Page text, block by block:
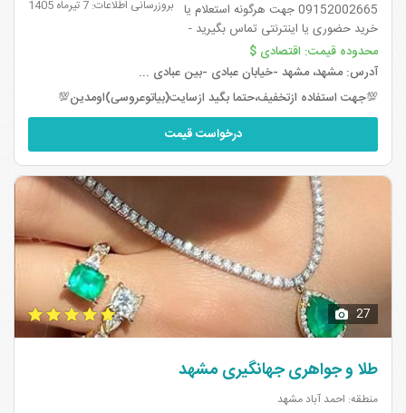
بروزرسانی اطلاعات: 7 تیرماه 1405 09152002665 جهت هرگونه استعلام یا
خرید حضوری یا اینترنتی تماس بگیرید -
((جواهری طلا کوچک با بروزترین سبک
طلاجات و جواهرات)) - با مدیریت خانم
سوفیا نجاتی در خدمت شما
عزیزانیم.حضوری و آنلاین
محدوده قیمت: اقتصادی $
آدرس:مشهد، مشهد -خیابان عبادی -بین عبادی ...
💯جهت استفاده ازتخفیف،حتما بگید ازسایت(بیاتوعروسی)اومدین💯
درخواست قیمت
27
طلا و جواهری جهانگیری مشهد
منطقه: احمد آباد مشهد